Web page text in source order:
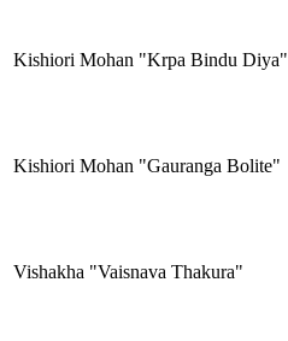
Kishiori Mohan "Krpa Bindu Diya"
Kishiori Mohan "Gauranga Bolite"
Vishakha "Vaisnava Thakura"